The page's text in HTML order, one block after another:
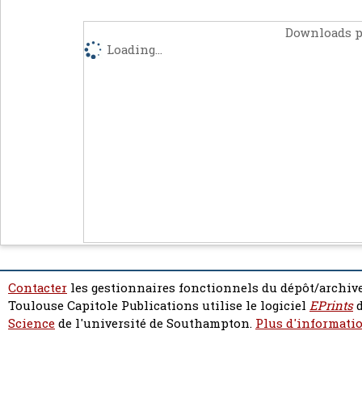
Downloads
Loading...
Contacter les gestionnaires fonctionnels du dépôt/
Toulouse Capitole Publications utilise le logiciel EPrints
Sciencede l'université de Southampton. Plus